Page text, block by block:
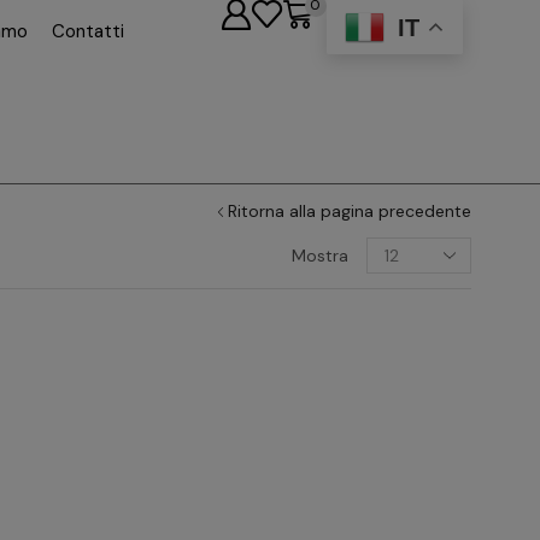
Contatti
0
IT
Ritorna alla pagina precedente
Mostra